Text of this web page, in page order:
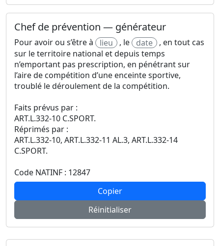
Chef de prévention — générateur
Pour avoir ou s’être à lieu , le date
, en tout cas
sur le territoire national et depuis temps
n’emportant pas prescription, en pénétrant sur
l’aire de compétition d’une enceinte sportive,
troublé le déroulement de la compétition.
Faits prévus par :
ART.L.332-10 C.SPORT.
Réprimés par :
ART.L.332-10, ART.L.332-11 AL.3, ART.L.332-14
C.SPORT.
Code NATINF : 12847
Copier
Réinitialiser